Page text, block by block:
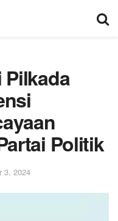
Politik
3, 2024